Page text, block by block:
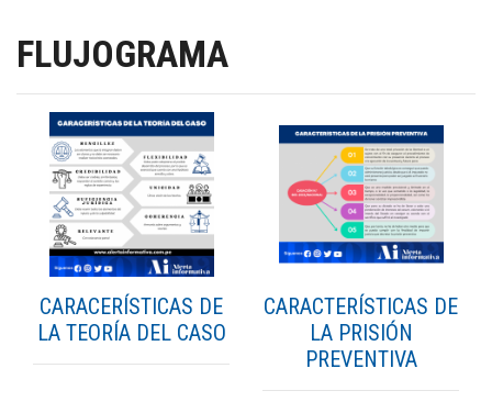
FLUJOGRAMA
CARACERÍSTICAS DE
LA TEORÍA DEL CASO
CARACTERÍSTICAS DE
LA PRISIÓN
PREVENTIVA